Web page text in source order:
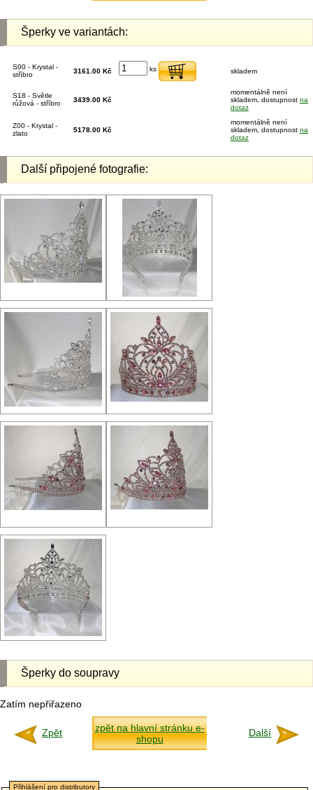
Šperky ve variantách:
S00 - Krystal -
stříbro
3161.00 Kč ks skladem
S18 - Světle
růžová - stříbro
3439.00 Kč
momentálně není
skladem, dostupnost na
dotaz
Z00 - Krystal -
zlato
5178.00 Kč
momentálně není
skladem, dostupnost na
dotaz
Další připojené fotografie:
Šperky do soupravy
Zatím nepřiřazeno
Zpět
zpět na hlavní stránku e-
shopu
Další
Přihlášení pro distributory